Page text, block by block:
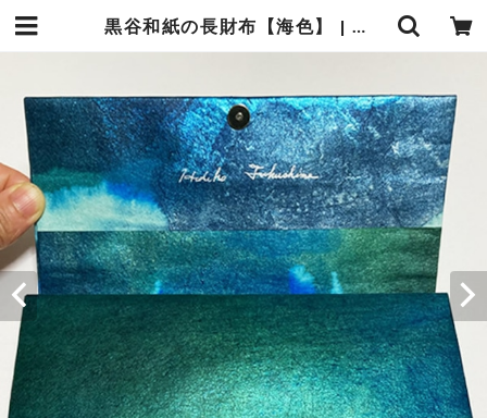
黒谷和紙の長財布【海色】 | 暮らしの中の和紙のかたち